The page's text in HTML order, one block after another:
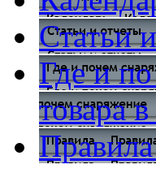
Статьи
Где и
товара